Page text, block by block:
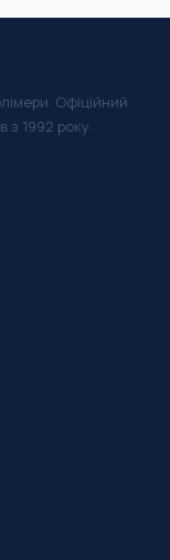
Офіційний
з 1992 року.